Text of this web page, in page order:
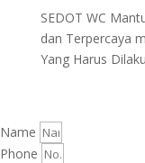
SEDOT WC
dan Terpercaya
Yang Harus
Name
Phone